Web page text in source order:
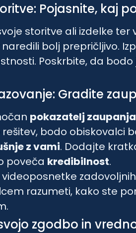
Pojasnite, kaj
storitve ali izdelke ter
bolj prepričljivo.
Poskrbite, da
Gradite
pokazatelj zaupanja
bodo obiskovalci
z vami. Dodajte
poveča kredibilnost.
razumeti, kako ste
zgodbo in